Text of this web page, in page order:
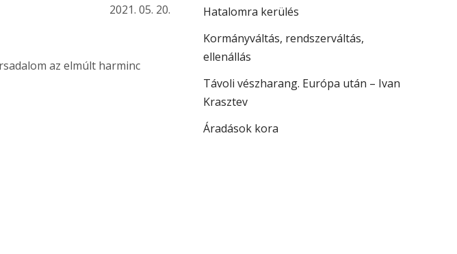
2021. 05. 20.
az elmúlt harminc
Hatalomra kerülés
Kormányváltás, rendszerváltás,
ellenállás
Távoli vészharang. Európa után – Ivan
Krasztev
Áradások kora